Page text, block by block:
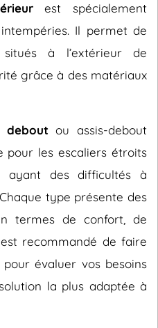
est spécialement
Il permet de
à l’extérieur de
grâce à des matériaux
debout ou assis-debout
pour les escaliers étroits
ayant des difficultés à
type présente des
termes de confort, de
recommandé de faire
évaluer vos besoins
la plus adaptée à